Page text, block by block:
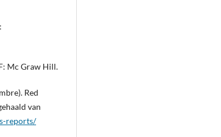
Mc Graw Hill.
Red
van
reports/